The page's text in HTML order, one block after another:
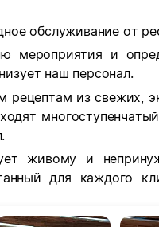
обслуживание от
мероприятия и
наш персонал.
рецептам из свежих,
живому и
для каждого